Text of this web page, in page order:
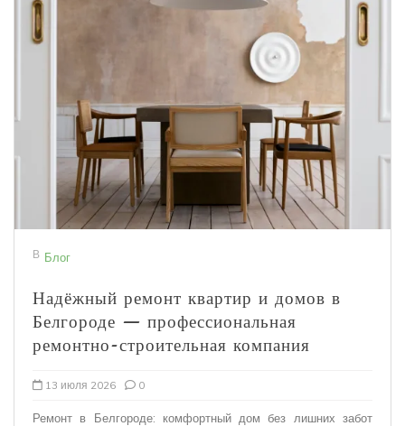
В Блог
Надёжный ремонт квартир и домов в
Белгороде — профессиональная
ремонтно-строительная компания
13 июля 2026 0
Ремонт в Белгороде: комфортный дом без лишних забот